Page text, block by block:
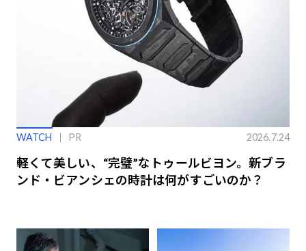
WATCH PR 2026.7.24
軽くて美しい、“完璧”なトゥールビヨン。新ブラ
ンド・ビアンシェの時計は何がすごいのか？